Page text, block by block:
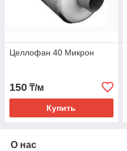
Целлофан 40 Микрон
150 ₸/м
Купить
О нас